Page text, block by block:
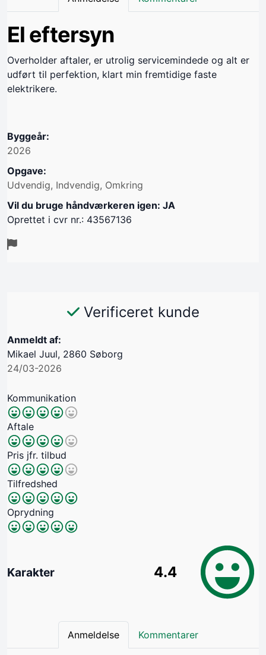
El eftersyn
Overholder aftaler, er utrolig servicemindede og alt er
udført til perfektion, klart min fremtidige faste
elektrikere.
Byggeår:
2026
Opgave:
Udvendig, Indvendig, Omkring
Vil du bruge håndværkeren igen: JA
Oprettet i cvr nr.: 43567136
Verificeret kunde
Anmeldt af:
Mikael Juul, 2860 Søborg
24/03-2026
Kommunikation
Aftale
Pris jfr. tilbud
Tilfredshed
Oprydning
Karakter 4.4
Anmeldelse Kommentarer